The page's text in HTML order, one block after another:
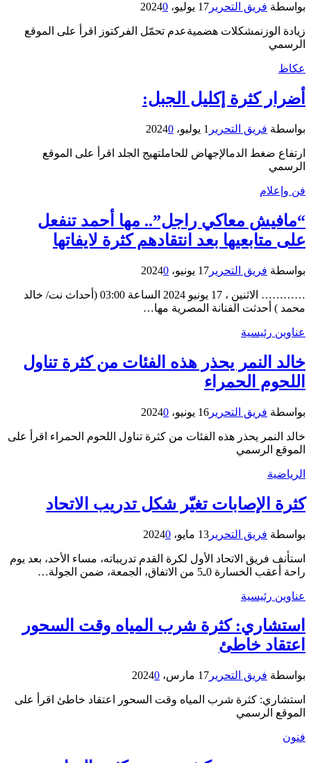
بواسطة فريق التحرير 17 يوليو، 2024 0
زيادة الوزنمشكلات هضميةعدم تحمّل الفركتوز اقرأ على الموقع
الرسمي
عكاظ
أضرار كثرة إكليل الجبل:
بواسطة فريق التحرير 1 يوليو، 2024 0
ارتفاع ضغط الدمالإجهاض للحاملتهيج الجلد اقرأ على الموقع
الرسمي
فن وإعلام
“مافيش معاكي راجل”.. مها أحمد تنفعل
على متابعيها بعد انتقادهم كثرة لايفاتها
بواسطة فريق التحرير 17 يونيو، 2024 0
………… الاثنين ، 17 يونيو 2024 الساعة 03:00 (أحداث نت/ خالد
محمد ) أحدثت الفنانة المصرية مها…
عناوين رئيسية
خالد النمر يحذر هذه الفئات من كثرة تناول
اللحوم الحمراء
بواسطة فريق التحرير 16 يونيو، 2024 0
خالد النمر يحذر هذه الفئات من كثرة تناول اللحوم الحمراء اقرأ على
الموقع الرسمي
الرياضية
كثرة الإصابات تغيّر شكل تدريب الاتحاد
بواسطة فريق التحرير 13 مايو، 2024 0
استأنف فريق الاتحاد الأول لكرة القدم تدريباته، مساء الأحد، بعد يوم
راحة أعقب الخسارة 0ـ5 من الاتفاق، الجمعة، ضمن الجولة…
عناوين رئيسية
استشاري: كثرة شرب المياه وقت السحور
اعتقاد خاطئ
بواسطة فريق التحرير 17 مارس، 2024 0
استشاري: كثرة شرب المياه وقت السحور اعتقاد خاطئ اقرأ على
الموقع الرسمي
فنون